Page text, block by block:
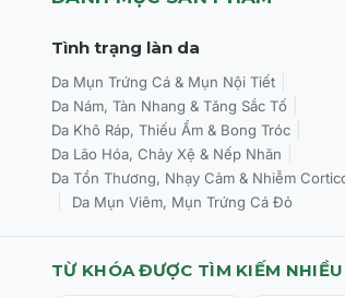
Tình trạng làn da
Da Mụn Trứng Cá & Mụn Nội Tiết
Da Nám, Tàn Nhang & Tăng Sắc Tố
Da Khô Ráp, Thiếu Ẩm & Bong Tróc
Da Lão Hóa, Chảy Xệ & Nếp Nhăn
Da Tổn Thương, Nhạy Cảm & Nhiễm
Da Mụn Viêm, Mụn Trứng Cá Đỏ
TỪ KHÓA ĐƯỢC TÌM KIẾM